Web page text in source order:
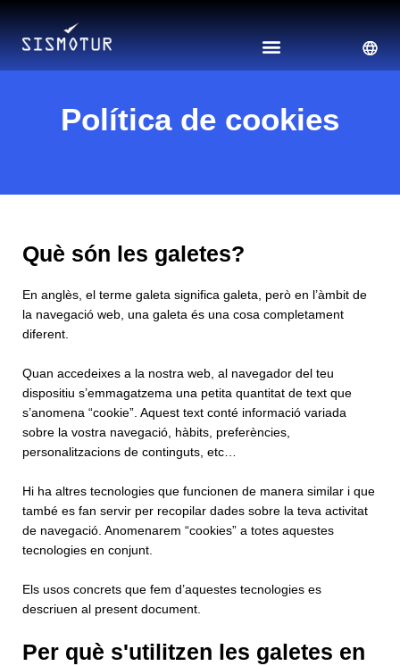
contingut
Política de cookies
Què són les galetes?
En anglès, el terme galeta significa galeta, però en l’àmbit de
la navegació web, una galeta és una cosa completament
diferent.
Quan accedeixes a la nostra web, al navegador del teu
dispositiu s’emmagatzema una petita quantitat de text que
s’anomena “cookie”. Aquest text conté informació variada
sobre la vostra navegació, hàbits, preferències,
personalitzacions de continguts, etc…
Hi ha altres tecnologies que funcionen de manera similar i que
també es fan servir per recopilar dades sobre la teva activitat
de navegació. Anomenarem “cookies” a totes aquestes
tecnologies en conjunt.
Els usos concrets que fem d’aquestes tecnologies es
descriuen al present document.
Per què s'utilitzen les galetes en